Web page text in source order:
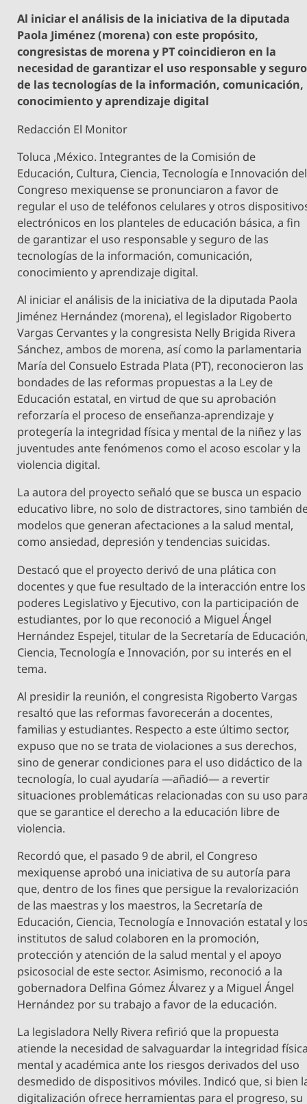
Al iniciar el análisis de la iniciativa de la diputada
Paola Jiménez (morena) con este propósito,
congresistas de morena y PT coincidieron en la
necesidad de garantizar el uso responsable y seguro
de las tecnologías de la información, comunicación,
conocimiento y aprendizaje digital
Redacción El Monitor
Toluca ,México. Integrantes de la Comisión de
Educación, Cultura, Ciencia, Tecnología e Innovación del
Congreso mexiquense se pronunciaron a favor de
regular el uso de teléfonos celulares y otros
electrónicos en los planteles de educación básica, a fin
de garantizar el uso responsable y seguro de las
tecnologías de la información, comunicación,
conocimiento y aprendizaje digital.
Al iniciar el análisis de la iniciativa de la diputada Paola
Jiménez Hernández (morena), el legislador Rigoberto
Vargas Cervantes y la congresista Nelly Brigida Rivera
Sánchez, ambos de morena, así como la parlamentaria
María del Consuelo Estrada Plata (PT), reconocieron las
bondades de las reformas propuestas a la Ley de
Educación estatal, en virtud de que su aprobación
reforzaría el proceso de enseñanza-aprendizaje y
protegería la integridad física y mental de la niñez y las
juventudes ante fenómenos como el acoso escolar y la
violencia digital.
La autora del proyecto señaló que se busca un espacio
educativo libre, no solo de distractores, sino también
modelos que generan afectaciones a la salud mental,
como ansiedad, depresión y tendencias suicidas.
Destacó que el proyecto derivó de una plática con
docentes y que fue resultado de la interacción entre los
poderes Legislativo y Ejecutivo, con la participación de
estudiantes, por lo que reconoció a Miguel Ángel
Hernández Espejel, titular de la Secretaría de
Ciencia, Tecnología e Innovación, por su interés en el
tema.
Al presidir la reunión, el congresista Rigoberto Vargas
resaltó que las reformas favorecerán a docentes,
familias y estudiantes. Respecto a este último sector,
expuso que no se trata de violaciones a sus derechos,
sino de generar condiciones para el uso didáctico de la
tecnología, lo cual ayudaría —añadió— a revertir
situaciones problemáticas relacionadas con su uso
que se garantice el derecho a la educación libre de
violencia.
Recordó que, el pasado 9 de abril, el Congreso
mexiquense aprobó una iniciativa de su autoría para
que, dentro de los fines que persigue la revalorización
de las maestras y los maestros, la Secretaría de
Educación, Ciencia, Tecnología e Innovación estatal y
institutos de salud colaboren en la promoción,
protección y atención de la salud mental y el apoyo
psicosocial de este sector. Asimismo, reconoció a la
gobernadora Delfina Gómez Álvarez y a Miguel Ángel
Hernández por su trabajo a favor de la educación.
La legisladora Nelly Rivera refirió que la propuesta
atiende la necesidad de salvaguardar la integridad
mental y académica ante los riesgos derivados del uso
desmedido de dispositivos móviles. Indicó que, si bien
digitalización ofrece herramientas para el progreso, su